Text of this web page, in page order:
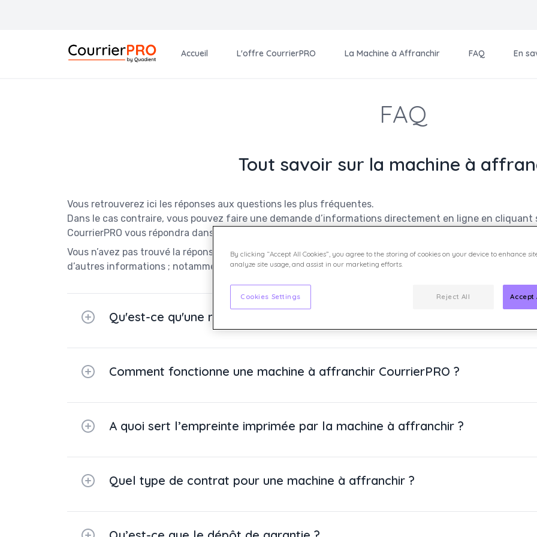
Accueil L'offre CourrierPRO La Machine à Affranchir FAQ En
FAQ
Tout savoir sur la machine à
Vous retrouverez ici les réponses aux questions les plus fréquentes.
Dans le cas contraire, vous pouvez faire une demande d’informations directement en ligne en cliquant
CourrierPRO vous répondra dans les plus brefs délais.
Vous n’avez pas trouvé la réponse à votre question ? Nous vous invitons également à consulter la
d’autres informations ; notamment, si vous êtes déjà Client CourrierPRO.
Qu'est-ce qu'une machine à affranchir CourrierPRO ?
Comment fonctionne une machine à affranchir CourrierPRO ?
A quoi sert l’empreinte imprimée par la machine à affranchir ?
Quel type de contrat pour une machine à affranchir ?
By clicking “Accept All Cookies”, you agree to the storing of cookies on your device to enhance
analyze site usage, and assist in our marketing efforts.
Reject All Accept
Cookies Settings